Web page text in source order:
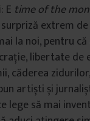
: E time of the
extrem
la noi, pentru
libertate de
căderea
artiști și
lege să mai